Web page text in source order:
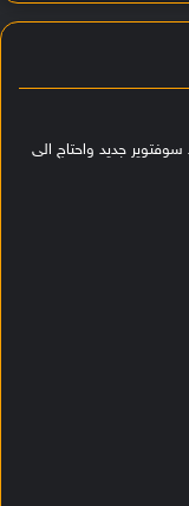
جديد واحتاج الى